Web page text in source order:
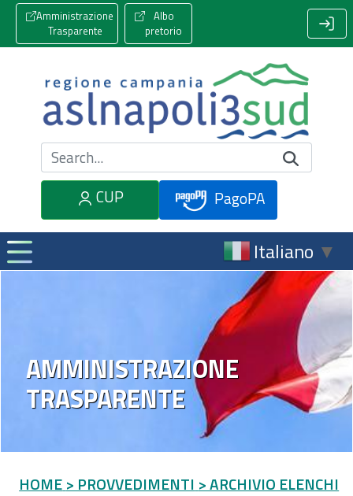
Amministrazione
Trasparente
Albo
pretorio
Cerca nel sito
CUP
PagoPA
Italiano ▼
AMMINISTRAZIONE
TRASPARENTE
HOME > PROVVEDIMENTI > ARCHIVIO ELENCHI